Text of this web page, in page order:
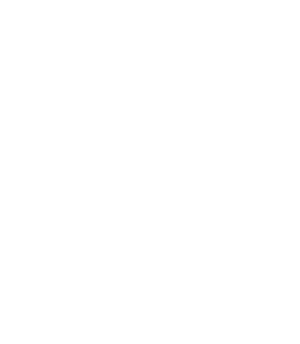
(částečně od místních
(zdarma) a sejfem (za